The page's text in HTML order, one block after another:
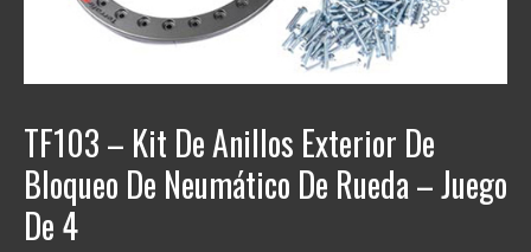
TF103 – Kit De Anillos Exterior De
Bloqueo De Neumático De Rueda – Juego
De 4